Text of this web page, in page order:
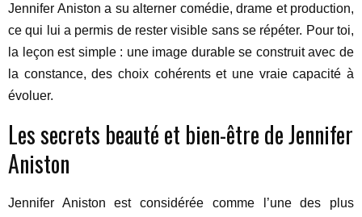
Jennifer Aniston a su alterner comédie, drame et production,
ce qui lui a permis de rester visible sans se répéter. Pour toi,
la leçon est simple : une image durable se construit avec de
la constance, des choix cohérents et une vraie capacité à
évoluer.
Les secrets beauté et bien-être de Jennifer
Aniston
Jennifer Aniston est considérée comme l’une des plus